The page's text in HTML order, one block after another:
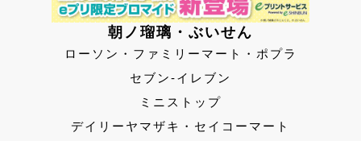
朝ノ瑠璃・ぶいせん
ローソン・ファミリーマート・ポプラ
セブン-イレブン
ミニストップ
デイリーヤマザキ・セイコーマート